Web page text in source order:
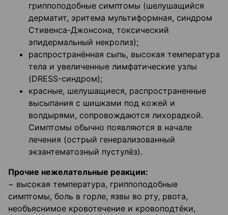
гриппоподобные симптомы (шелушащийся
дерматит, эритема мультиформная, синдром
Стивенса-Джонсона, токсический
эпидермальный некролиз);
распространённая сыпь, высокая температура
тела и увеличенные лимфатические узлы
(DRESS-синдром);
красные, шелушащиеся, распространенные
высыпания с шишками под кожей и
волдырями, сопровождаются лихорадкой.
Симптомы обычно появляются в начале
лечения (острый генерализованный
экзантематозный пустулёз).
Прочие нежелательные реакции:
− высокая температура, гриппоподобные
симптомы, боль в горле, язвы во рту, рвота,
необъяснимое кровотечение и кровоподтёки,